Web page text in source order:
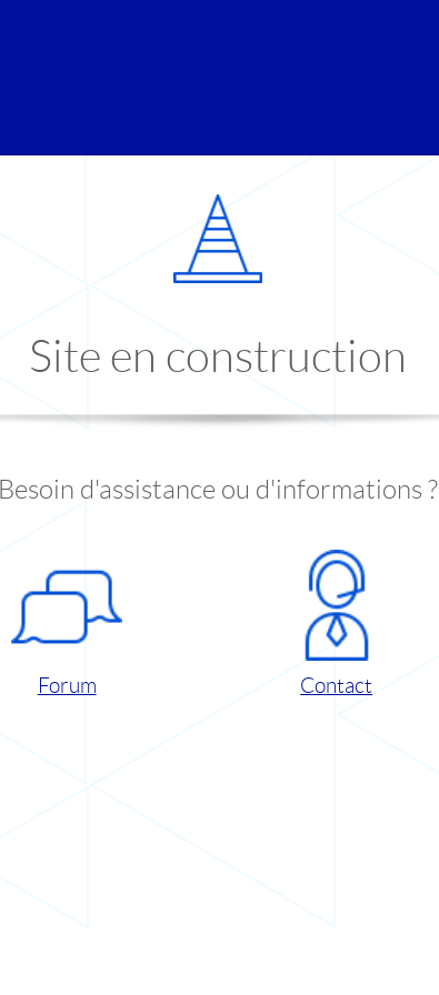
Site en construction
Besoin d'assistance ou d'informations ?
Forum Contact